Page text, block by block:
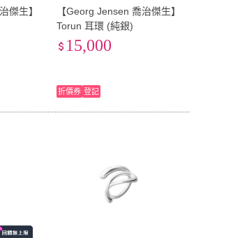
傑生】
【Georg Jensen 喬治傑生】
Torun 耳環 (純銀)
15,000
折價券 登記